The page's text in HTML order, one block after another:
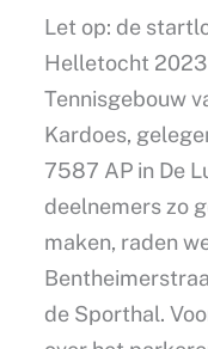
Let op: de
Helletocht
Tennisgebouw
Kardoes,
7587 AP in De
deelnemers zo
maken, raden
de Sporthal.